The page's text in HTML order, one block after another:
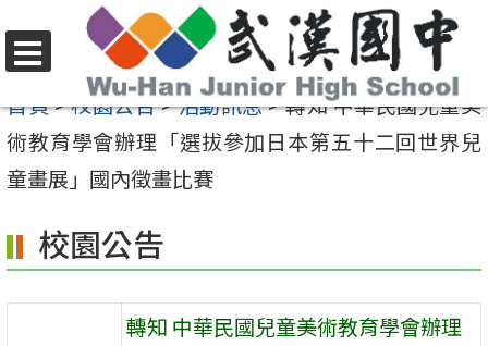
至
要
內
區
選
單
首頁>校園公告>活動訊息>轉知 中華民國兒童美
術教育學會辦理「選拔參加日本第五十二回世界兒
童畫展」國內徵畫比賽
校園公告
轉知 中華民國兒童美術教育學會辦理